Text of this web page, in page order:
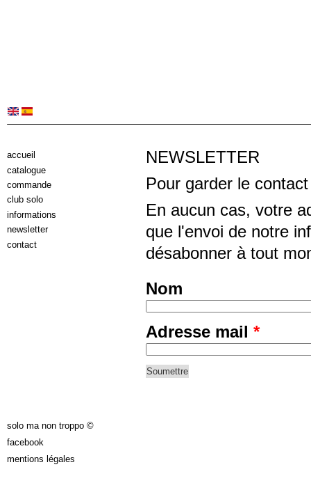
NEWSLETTER
Pour garder le
En aucun cas, votre
que l'envoi de notre
désabonner à tout
Nom
Adresse mail *
accueil
catalogue
commande
club solo
informations
newsletter
contact
solo ma non troppo ©
facebook
mentions légales